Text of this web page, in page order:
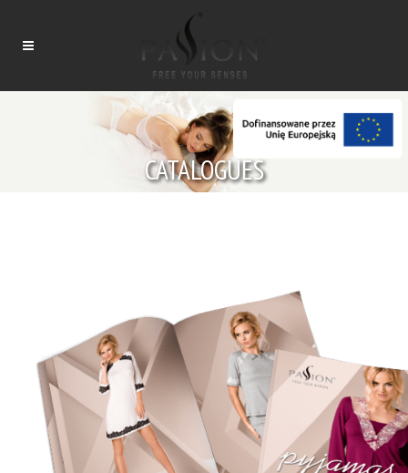
CATALOGUES